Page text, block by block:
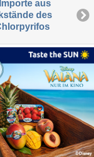
aus
des